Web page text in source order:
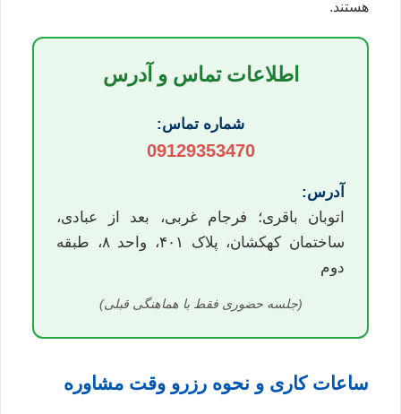
هستند.
اطلاعات تماس و آدرس
شماره تماس:
09129353470
آدرس:
اتوبان باقری؛ فرجام غربی، بعد از عبادی،
ساختمان کهکشان، پلاک ۴۰۱، واحد ۸، طبقه
دوم
(جلسه حضوری فقط با هماهنگی قبلی)
ساعات کاری و نحوه رزرو وقت مشاوره